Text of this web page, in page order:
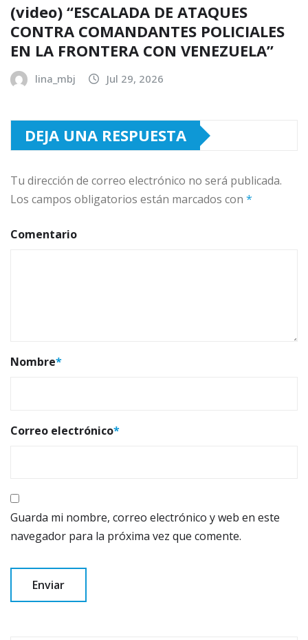
(video) “ESCALADA DE ATAQUES
CONTRA COMANDANTES POLICIALES
EN LA FRONTERA CON VENEZUELA”
lina_mbj Jul 29, 2026
DEJA UNA RESPUESTA
Tu dirección de correo electrónico no será publicada.
Los campos obligatorios están marcados con *
Comentario
Nombre*
Correo electrónico*
Guarda mi nombre, correo electrónico y web en este
navegador para la próxima vez que comente.